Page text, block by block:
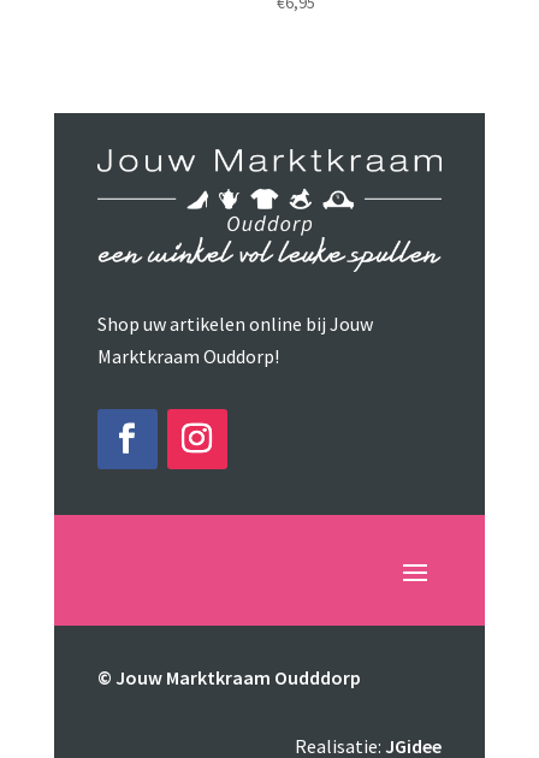
Shop uw artikelen online bij Jouw
Marktkraam Ouddorp!
© Jouw Marktkraam Oudddorp
Realisatie:JGidee